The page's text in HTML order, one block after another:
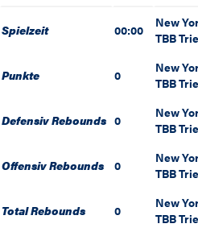
Spielzeit 00:00 New
TBB
Punkte 0 New
TBB
Defensiv Rebounds 0 New
TBB
Offensiv Rebounds 0 New
TBB
Total Rebounds 0 New
TBB